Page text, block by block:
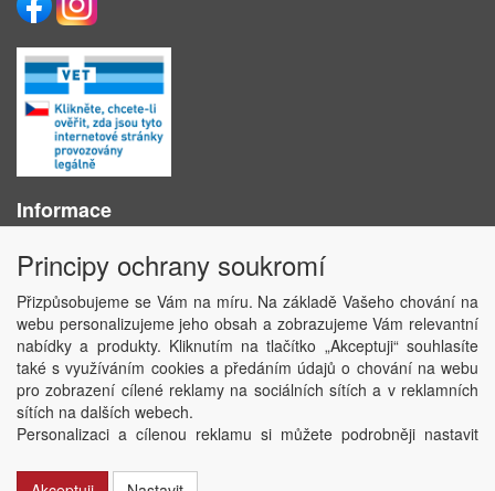
Informace
Obchodní podmínky
Ochrana osobních údajů
Kontakt
Losování účtenek
Aktuality
Nastavení soukromí
Copyright © ABRA Software a.s. 2020
Principy ochrany soukromí
Přizpůsobujeme se Vám na míru. Na základě Vašeho chování na
webu personalizujeme jeho obsah a zobrazujeme Vám relevantní
nabídky a produkty. Kliknutím na tlačítko „Akceptuji“ souhlasíte
také s využíváním cookies a předáním údajů o chování na webu
pro zobrazení cílené reklamy na sociálních sítích a v reklamních
sítích na dalších webech.
Personalizaci a cílenou reklamu si můžete podrobněji nastavit